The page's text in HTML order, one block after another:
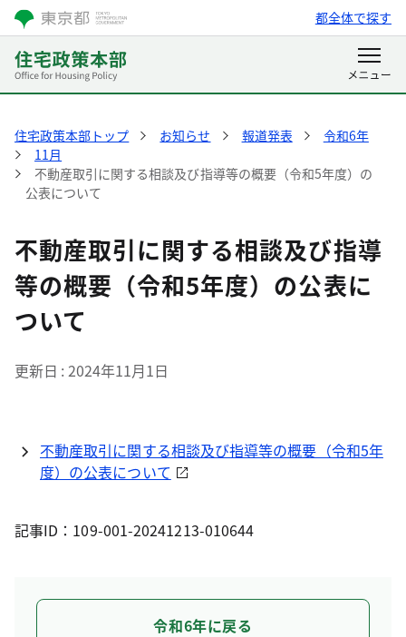
都全体で探す
住宅政策本部トップ お知らせ 報道発表
令和6年
11月
不動産取引に関する相談及び指導等の概要（令和5年度）の
公表について
不動産取引に関する相談及び指導
等の概要（令和5年度）の公表に
ついて
更新日 2024年11月1日
不動産取引に関する相談及び指導等の概要（令和5年
度）の公表について
記事ID：109-001-20241213-010644
令和6年に戻る